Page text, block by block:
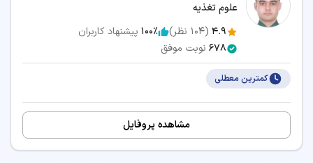
علوم تغذیه
4.9
(
104 نظر) 100٪ پیشنهاد کاربران
678 نوبت موفق
کمترین معطلی
مشاهده پروفایل